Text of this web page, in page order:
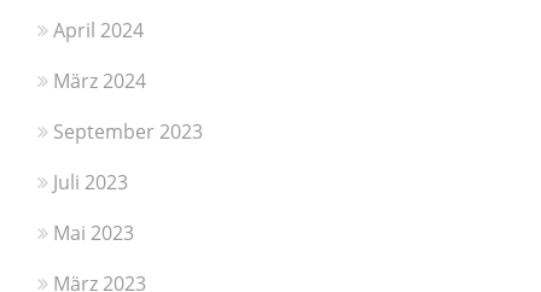
April 2024
März 2024
September 2023
Juli 2023
Mai 2023
März 2023